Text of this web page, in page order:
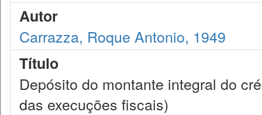
Autor
Carrazza, Roque Antonio, 1949
Título
Depósito do montante integral do
das execuções fiscais)